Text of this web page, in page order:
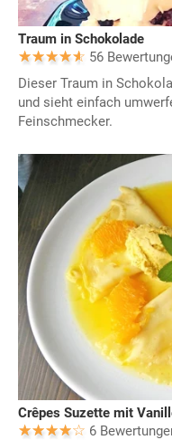
Traum in Schokolade
56
Dieser Traum in
und sieht einfach
Feinschmecker.
Crêpes Suzette mit
6